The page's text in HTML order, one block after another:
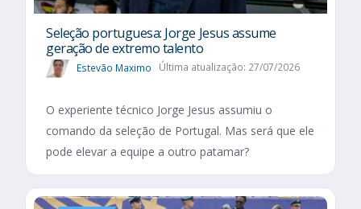
Seleção portuguesa: Jorge Jesus assume
geração de extremo talento
Estevão Maximo Última atualização: 27/07/2026
O experiente técnico Jorge Jesus assumiu o
comando da seleção de Portugal. Mas será que ele
pode elevar a equipe a outro patamar?